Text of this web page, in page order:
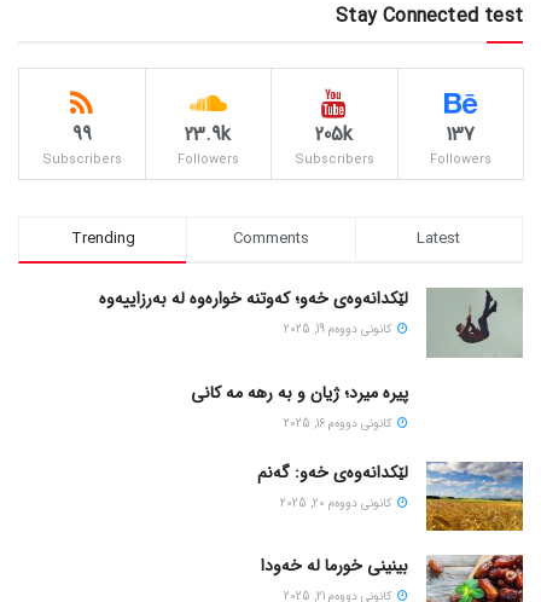
Stay Connected test
137
Followers
205k
Subscribers
23.9k
Followers
99
Subscribers
Trending Comments Latest
لێکدانەوەی خەو؛ کەوتنە خوارەوە لە بەرزاییەوە
كانونی دووه‌م 19, 2025
پیره میرد؛ ژیان و به رهه مه کانی
كانونی دووه‌م 16, 2025
لێکدانەوەی خەو: گەنم
كانونی دووه‌م 20, 2025
بینینی خورما لە خەودا
كانونی دووه‌م 21, 2025